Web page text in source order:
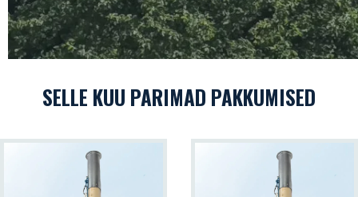
SELLE KUU PARIMAD PAKKUMISED